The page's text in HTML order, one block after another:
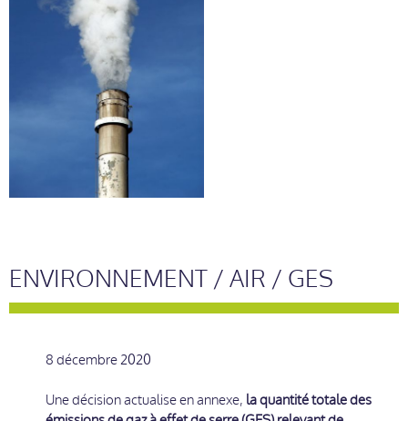
ENVIRONNEMENT / AIR / GES
8 décembre 2020
Une décision actualise en annexe, la quantité totale des